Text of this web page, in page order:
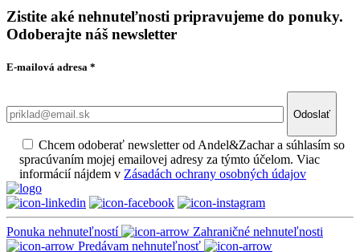
Zistite aké nehnuteľnosti pripravujeme do ponuky.
Odoberajte náš newsletter
E-mailová adresa *
Odoslať
Chcem odoberať newsletter od Andel&Zachar a súhlasím so
spracúvaním mojej emailovej adresy za týmto účelom. Viac
informácií nájdem v Zásadách ochrany osobných údajov
Ponuka nehnuteľností
Zahraničné nehnuteľnosti
Predávam nehnuteľnosť